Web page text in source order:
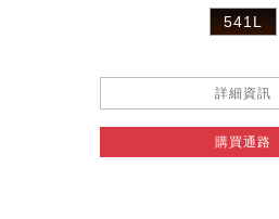
541L
詳細資訊
購買通路